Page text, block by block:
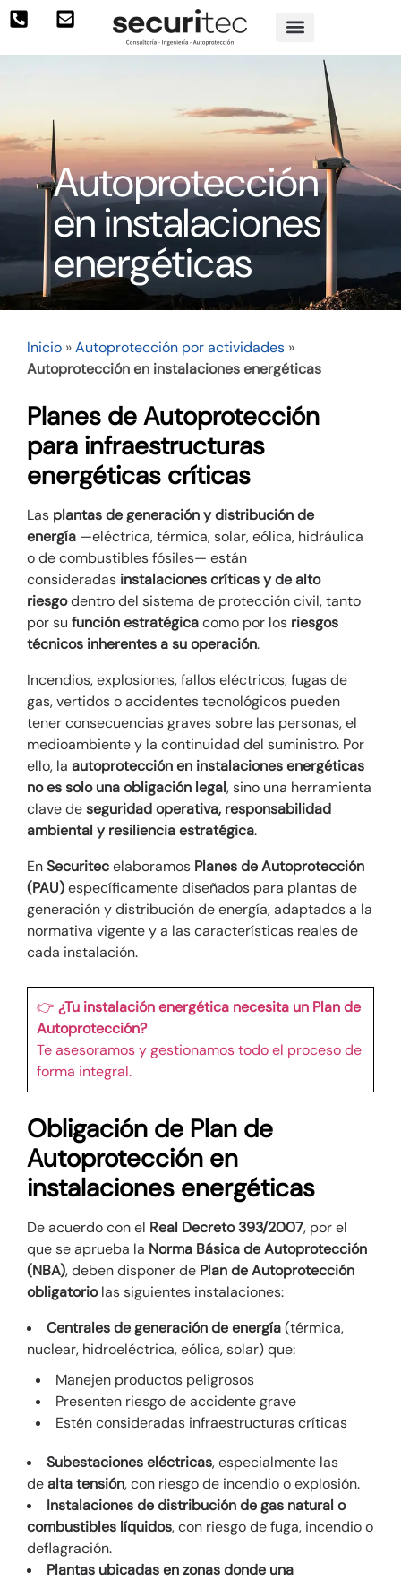
Autoprotección
en instalaciones
energéticas
Inicio »Autoprotección por actividades »
Autoprotección en instalaciones energéticas
Planes de Autoprotección
para infraestructuras
energéticas críticas
Las plantas de generación y distribución de
energía —eléctrica, térmica, solar, eólica, hidráulica
o de combustibles fósiles— están
consideradas instalaciones críticas y de alto
riesgodentro del sistema de protección civil, tanto
por su función estratégicacomo por los riesgos
técnicos inherentes a su operación.
Incendios, explosiones, fallos eléctricos, fugas de
gas, vertidos o accidentes tecnológicos pueden
tener consecuencias graves sobre las personas, el
medioambiente y la continuidad del suministro. Por
ello, la autoprotección en instalaciones energéticas
no es solo una obligación legal, sino una herramienta
clave deseguridad operativa, responsabilidad
ambiental y resiliencia estratégica.
EnSecuritecelaboramos Planes de Autoprotección
(PAU)específicamente diseñados para plantas de
generación y distribución de energía, adaptados a la
normativa vigente y a las características reales de
cada instalación.
👉 ¿Tu instalación energética necesita un Plan de
Autoprotección?
Te asesoramos y gestionamos todo el proceso de
forma integral.
Obligación de Plan de
Autoprotección en
instalaciones energéticas
De acuerdo con el Real Decreto 393/2007, por el
que se aprueba la Norma Básica de Autoprotección
(NBA), deben disponer de Plan de Autoprotección
obligatoriolas siguientes instalaciones:
Centrales de generación de energía(térmica,
nuclear, hidroeléctrica, eólica, solar) que:
Manejen productos peligrosos
Presenten riesgo de accidente grave
Estén consideradas infraestructuras críticas
Subestaciones eléctricas, especialmente las
dealta tensión, con riesgo de incendio o explosión.
Instalaciones de distribución de gas natural o
combustibles líquidos, con riesgo de fuga, incendio o
deflagración.
Plantas ubicadas en zonas donde una